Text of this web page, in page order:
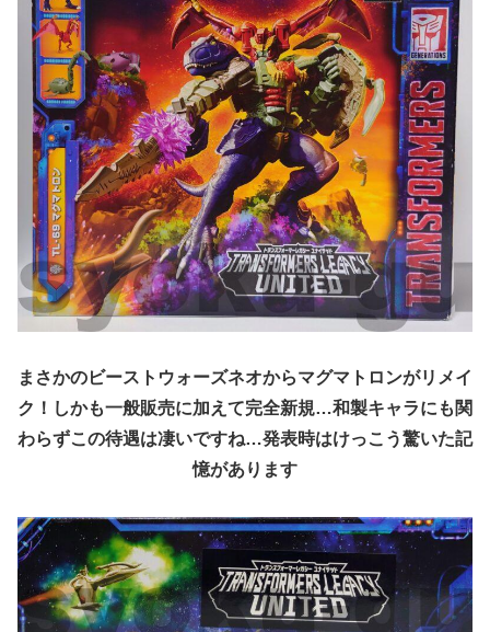
まさかのビーストウォーズネオからマグマトロンがリメイ
ク！しかも一般販売に加えて完全新規…和製キャラにも関
わらずこの待遇は凄いですね…発表時はけっこう驚いた記
憶があります